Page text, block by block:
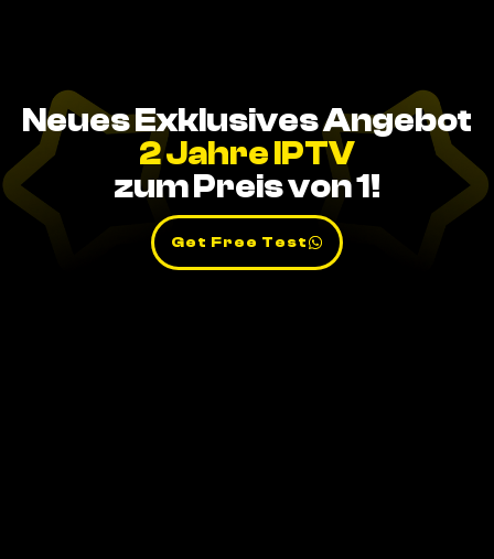
Neues Exklusives Angebot
2 Jahre IPTV
zum Preis von 1!
Get Free Test